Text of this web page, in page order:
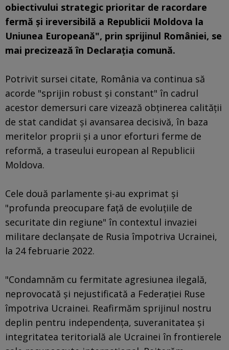
obiectivului strategic prioritar de racordare
fermă şi ireversibilă a Republicii Moldova la
Uniunea Europeană", prin sprijinul României, se
mai precizează în Declaraţia comună.
Potrivit sursei citate, România va continua să
acorde "sprijin robust şi constant" în cadrul
acestor demersuri care vizează obţinerea calităţii
de stat candidat şi avansarea decisivă, în baza
meritelor proprii şi a unor eforturi ferme de
reformă, a traseului european al Republicii
Moldova.
Cele două parlamente şi-au exprimat și
"profunda preocupare faţă de evoluţiile de
securitate din regiune" în contextul invaziei
militare declanşate de Rusia împotriva Ucrainei,
la 24 februarie 2022.
"Condamnăm cu fermitate agresiunea ilegală,
neprovocată şi nejustificată a Federaţiei Ruse
împotriva Ucrainei. Reafirmăm sprijinul nostru
deplin pentru independenţa, suveranitatea şi
integritatea teritorială ale Ucrainei în frontierele